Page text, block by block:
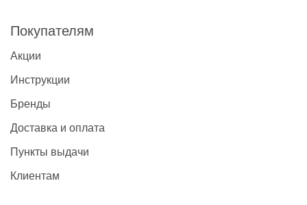
Покупателям
Акции
Инструкции
Бренды
Доставка и оплата
Пункты выдачи
Клиентам